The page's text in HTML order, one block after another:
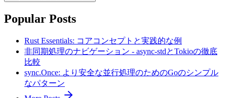
Popular Posts
Rust Essentials: コアコンセプトと実践的な例
非同期処理のナビゲーション - async-stdとTokioの徹底
比較
sync.Once: より安全な並行処理のためのGoのシンプル
なパターン